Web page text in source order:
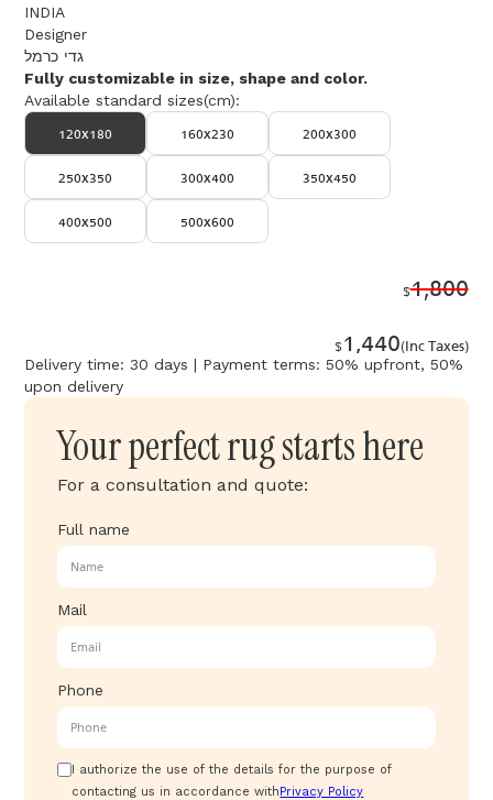
INDIA
Designer
גדי כרמל
Fully customizable in size, shape and color.
Available standard sizes(cm):
120x180
160x230 200x300
250x350 300x400 350x450
400x500 500x600
1,800
$
(Inc Taxes)
1,440
$
Delivery time: 30 days | Payment terms: 50% upfront, 50%
upon delivery
Your perfect rug starts here
For a consultation and quote:
Full name
Mail
Phone
I authorize the use of the details for the purpose of
contacting us in accordance withPrivacy Policy